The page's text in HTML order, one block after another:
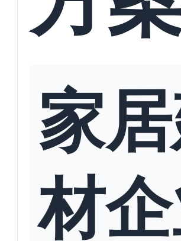
家
材